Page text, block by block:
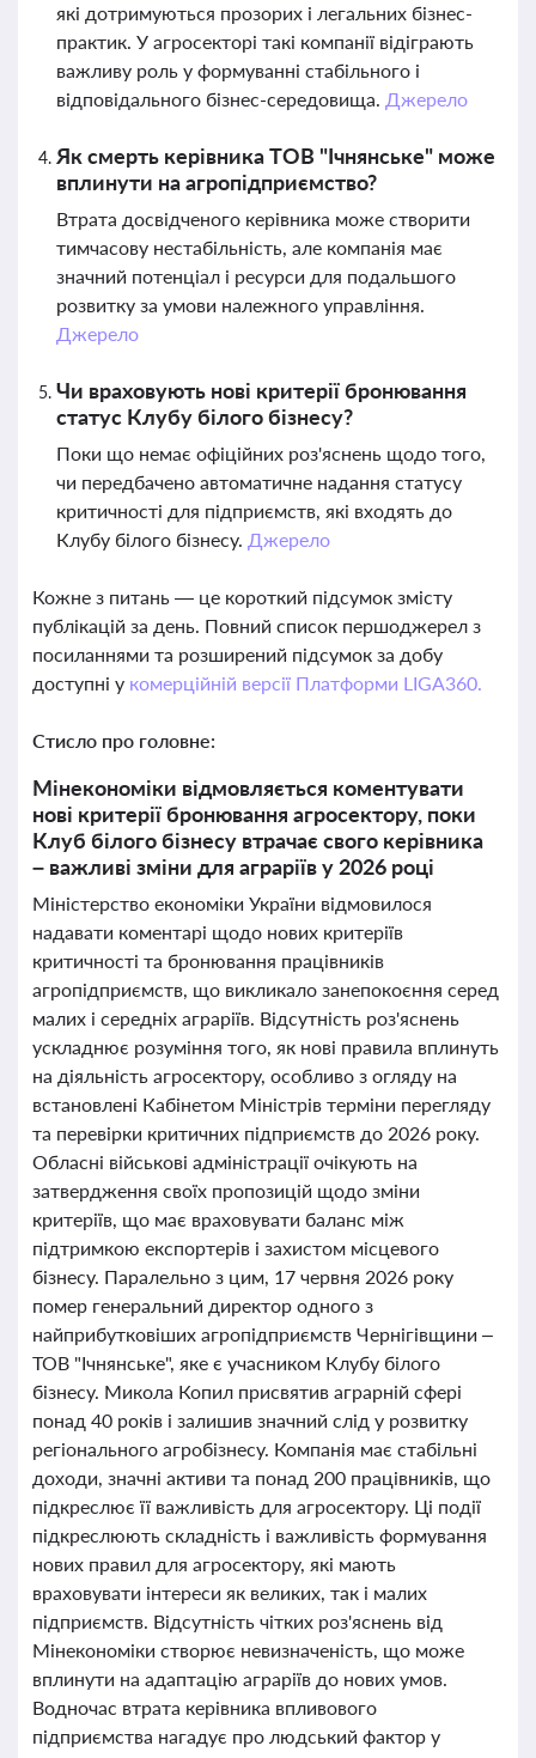
які дотримуються прозорих і легальних бізнес-
практик. У агросекторі такі компанії відіграють
важливу роль у формуванні стабільного і
відповідального бізнес-середовища. Джерело
Як смерть керівника ТОВ "Ічнянське" може
вплинути на агропідприємство?
Втрата досвідченого керівника може створити
тимчасову нестабільність, але компанія має
значний потенціал і ресурси для подальшого
розвитку за умови належного управління.
Джерело
Чи враховують нові критерії бронювання
статус Клубу білого бізнесу?
Поки що немає офіційних роз'яснень щодо того,
чи передбачено автоматичне надання статусу
критичності для підприємств, які входять до
Клубу білого бізнесу. Джерело
Кожне з питань — це короткий підсумок змісту
публікацій за день. Повний список першоджерел з
посиланнями та розширений підсумок за добу
доступні у комерційній версії Платформи LIGA360.
Стисло про головне:
Мінекономіки відмовляється коментувати
нові критерії бронювання агросектору, поки
Клуб білого бізнесу втрачає свого керівника
– важливі зміни для аграріїв у 2026 році
Міністерство економіки України відмовилося
надавати коментарі щодо нових критеріїв
критичності та бронювання працівників
агропідприємств, що викликало занепокоєння серед
малих і середніх аграріїв. Відсутність роз'яснень
ускладнює розуміння того, як нові правила вплинуть
на діяльність агросектору, особливо з огляду на
встановлені Кабінетом Міністрів терміни перегляду
та перевірки критичних підприємств до 2026 року.
Обласні військові адміністрації очікують на
затвердження своїх пропозицій щодо зміни
критеріїв, що має враховувати баланс між
підтримкою експортерів і захистом місцевого
бізнесу. Паралельно з цим, 17 червня 2026 року
помер генеральний директор одного з
найприбутковіших агропідприємств Чернігівщини –
ТОВ "Ічнянське", яке є учасником Клубу білого
бізнесу. Микола Копил присвятив аграрній сфері
понад 40 років і залишив значний слід у розвитку
регіонального агробізнесу. Компанія має стабільні
доходи, значні активи та понад 200 працівників, що
підкреслює її важливість для агросектору. Ці події
підкреслюють складність і важливість формування
нових правил для агросектору, які мають
враховувати інтереси як великих, так і малих
підприємств. Відсутність чітких роз'яснень від
Мінекономіки створює невизначеність, що може
вплинути на адаптацію аграріїв до нових умов.
Водночас втрата керівника впливового
підприємства нагадує про людський фактор у